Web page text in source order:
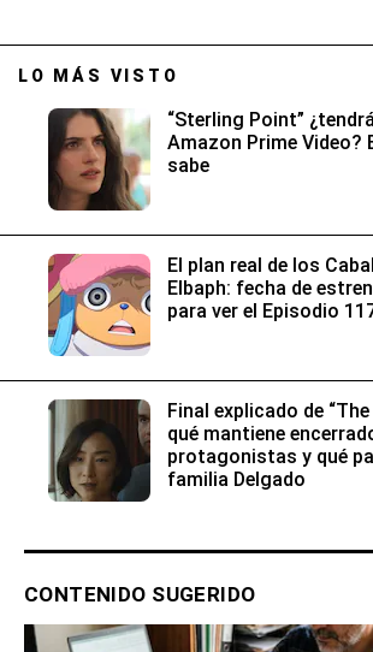
LO MÁS VISTO
“Sterling Point”
Amazon Prime Video?
sabe
El plan real de los
Elbaph: fecha de
para ver el Episodio
Final explicado de
qué mantiene
protagonistas y qué
familia Delgado
CONTENIDO SUGERIDO